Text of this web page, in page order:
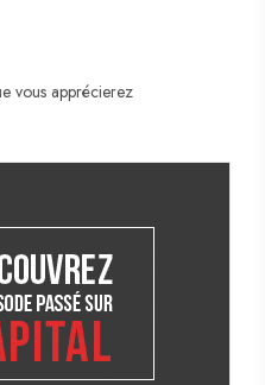
vous apprécierez